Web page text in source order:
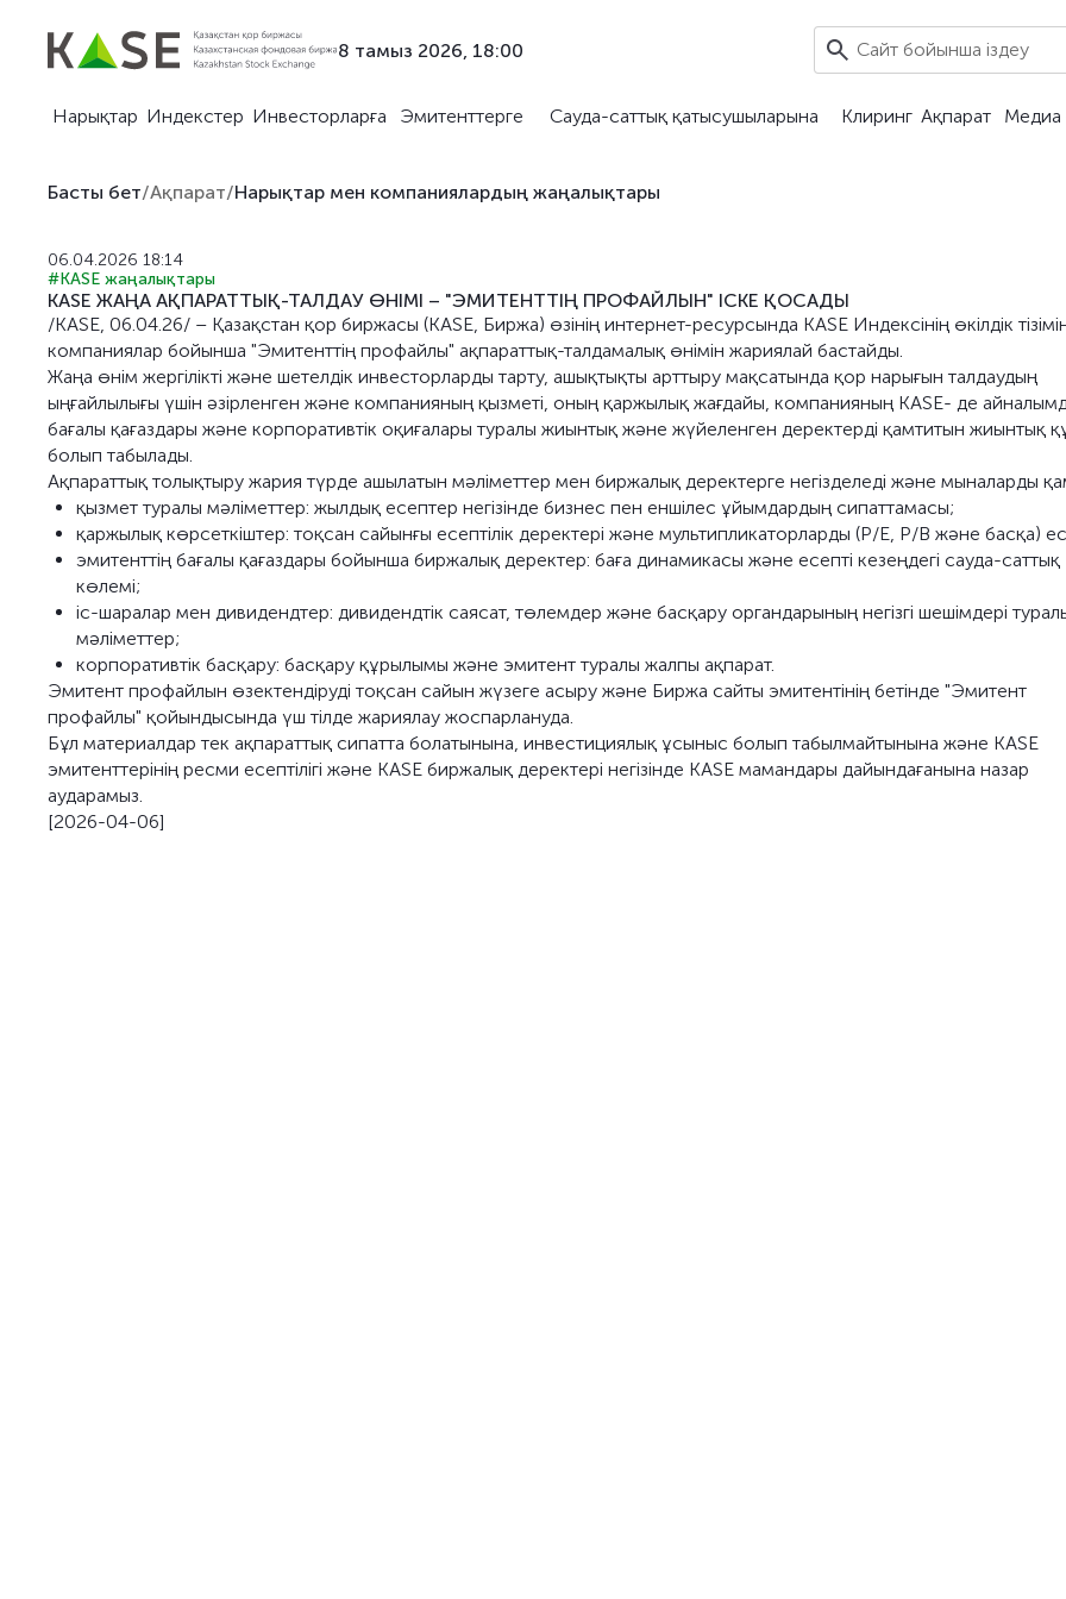
8 тамыз 2026, 18:00
Нарықтар Индекстер Инвесторларға Эмитенттерге Сауда-саттық қатысушыларына Клиринг Ақпарат Медиа
Басты бет/Ақпарат/Нарықтар мен компаниялардың жаңалықтары
06.04.2026 18:14
#KASE жаңалықтары
KASE ЖАҢА АҚПАРАТТЫҚ-ТАЛДАУ ӨНІМІ – "ЭМИТЕНТТІҢ ПРОФАЙЛЫН" ІСКЕ ҚОСАДЫ
/KASE, 06.04.26/ – Қазақстан қор биржасы (KASE, Биржа) өзінің интернет-ресурсында KASE Индексінің өкілдік
компаниялар бойынша "Эмитенттің профайлы" ақпараттық-талдамалық өнімін жариялай бастайды.
Жаңа өнім жергілікті және шетелдік инвесторларды тарту, ашықтықты арттыру мақсатында қор нарығын талдаудың
ыңғайлылығы үшін әзірленген және компанияның қызметі, оның қаржылық жағдайы, компанияның KASE- де
бағалы қағаздары және корпоративтік оқиғалары туралы жиынтық және жүйеленген деректерді қамтитын жиынтық
болып табылады.
Ақпараттық толықтыру жария түрде ашылатын мәліметтер мен биржалық деректерге негізделеді және мыналарды
қызмет туралы мәліметтер: жылдық есептер негізінде бизнес пен еншілес ұйымдардың сипаттамасы;
қаржылық көрсеткіштер: тоқсан сайынғы есептілік деректері және мультипликаторларды (P/E, P/B және басқа)
эмитенттің бағалы қағаздары бойынша биржалық деректер: баға динамикасы және есепті кезеңдегі сауда-саттық
көлемі;
іс-шаралар мен дивидендтер: дивидендтік саясат, төлемдер және басқару органдарының негізгі шешімдері
мәліметтер;
корпоративтік басқару: басқару құрылымы және эмитент туралы жалпы ақпарат.
Эмитент профайлын өзектендіруді тоқсан сайын жүзеге асыру және Биржа сайты эмитентінің бетінде "Эмитент
профайлы" қойындысында үш тілде жариялау жоспарлануда.
Бұл материалдар тек ақпараттық сипатта болатынына, инвестициялық ұсыныс болып табылмайтынына және KASE
эмитенттерінің ресми есептілігі және KASE биржалық деректері негізінде KASE мамандары дайындағанына назар
аударамыз.
[2026-04-06]